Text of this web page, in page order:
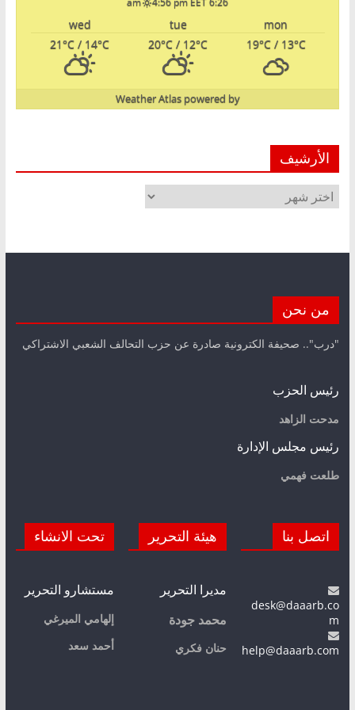
mon
tue
wed
19°C/ 13°C
20°C / 12°C
21°C / 14°C
powered by
Weather Atlas
الأرشيف
الأرشيف
من نحن
"درب".. صحيفة الكترونية صادرة عن حزب التحالف الشعبي الاشتراكي
رئيس الحزب
مدحت الزاهد
رئيس مجلس الإدارة
طلعت فهمي
اتصل بنا
desk@daaarb.co
m
help@daaarb.com
هيئة التحرير
مديرا التحرير
محمد جودة
حنان فكري
تحت الانشاء
مستشارو التحرير
إلهامي الميرغي
أحمد سعد